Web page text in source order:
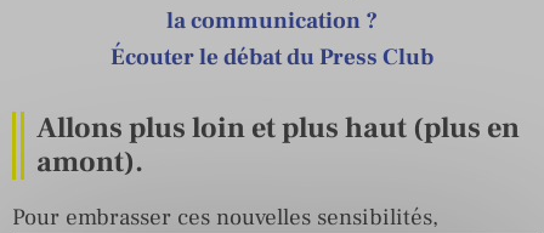
la communication ?
Écouter le débat du Press Club
Allons plus loin et plus haut (plus en
amont).
Pour embrasser ces nouvelles sensibilités,